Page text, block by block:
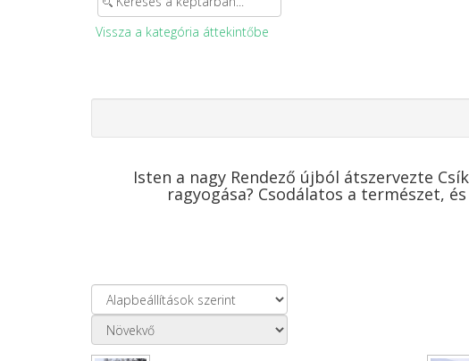
Vissza a kategória áttekintőbe
Isten a nagy Rendező újból átszervezte
ragyogása? Csodálatos a természet,